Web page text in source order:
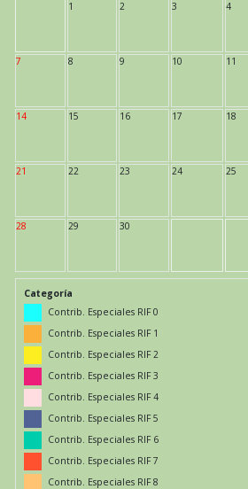
1 2 3 4
7 8 9 10 11
14 15 16 17 18
21 22 23 24 25
28 29 30
Categoría
Contrib. Especiales RIF 0
Contrib. Especiales RIF 1
Contrib. Especiales RIF 2
Contrib. Especiales RIF 3
Contrib. Especiales RIF 4
Contrib. Especiales RIF 5
Contrib. Especiales RIF 6
Contrib. Especiales RIF 7
Contrib. Especiales RIF 8